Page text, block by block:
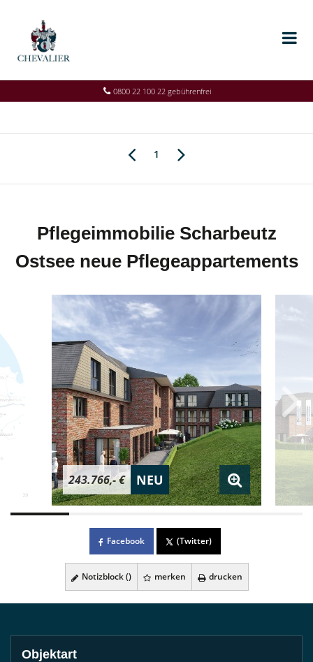
0800 22 100 22 gebührenfrei
1
Pflegeimmobilie Scharbeutz
Ostsee neue Pflegeappartements
243.766,- € NEU
Facebook (Twitter)
Notizblock () merken drucken
Objektart